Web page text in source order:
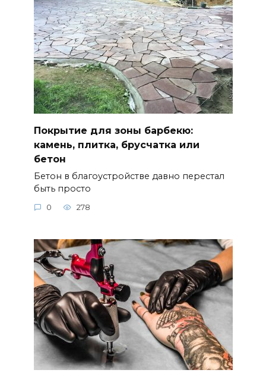
Покрытие для зоны барбекю:
камень, плитка, брусчатка или
бетон
Бетон в благоустройстве давно перестал
быть просто
0 278